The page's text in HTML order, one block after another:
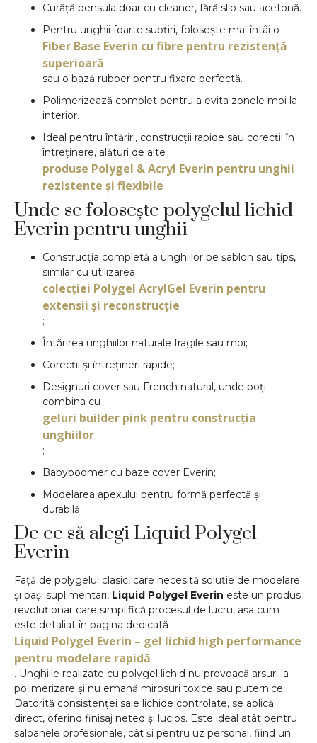
Curăță pensula doar cu cleaner, fără slip sau acetonă.
Pentru unghii foarte subțiri, folosește mai întâi o
Fiber Base Everin cu fibre pentru rezistență
superioară
sau o bază rubber pentru fixare perfectă.
Polimerizează complet pentru a evita zonele moi la
interior.
Ideal pentru întăriri, construcții rapide sau corecții în
întreținere, alături de alte
produse Polygel & Acryl Everin pentru unghii
rezistente și flexibile
Unde se folosește polygelul lichid
Everin pentru unghii
Construcția completă a unghiilor pe șablon sau tips,
similar cu utilizarea
colecției Polygel AcrylGel Everin pentru
extensii și reconstrucție
;
Întărirea unghiilor naturale fragile sau moi;
Corecții și întrețineri rapide;
Designuri cover sau French natural, unde poți
combina cu
geluri builder pink pentru construcția
unghiilor
;
Babyboomer cu baze cover Everin;
Modelarea apexului pentru formă perfectă și
durabilă.
De ce să alegi Liquid Polygel
Everin
Față de polygelul clasic, care necesită soluție de modelare
și pași suplimentari, Liquid Polygel Everin este un produs
revoluționar care simplifică procesul de lucru, așa cum
este detaliat în pagina dedicată
Liquid Polygel Everin – gel lichid high performance
pentru modelare rapidă
. Unghiile realizate cu polygel lichid nu provoacă arsuri la
polimerizare și nu emană mirosuri toxice sau puternice.
Datorită consistenței sale lichide controlate, se aplică
direct, oferind finisaj neted și lucios. Este ideal atât pentru
saloanele profesionale, cât și pentru uz personal, fiind un